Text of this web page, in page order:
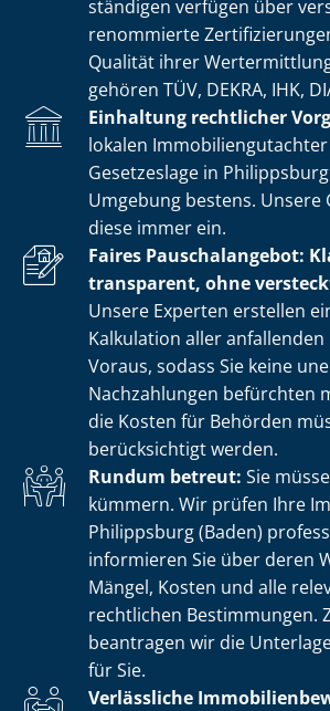
stän­di­gen verfügen über
renommierte
Qualität ihrer
gehören TÜV, DEKRA, IHK,
Einhaltung rechtlicher
lokalen
Gesetzeslage in
Umgebung bestens. Unsere
diese immer ein.
Faires Pauschalangebot:
transparent, ohne
Unsere Experten erstellen
Kalkulation aller anfallenden
Voraus, sodass Sie keine
Nachzahlungen befürchten
die Kosten für Behörden
berücksichtigt werden.
Rundum betreut: Sie
kümmern. Wir prüfen Ihre
Philippsburg (Baden)
informieren Sie über deren
Mängel, Kosten und alle
rechtlichen Bestimmungen.
beantragen wir die
für Sie.
Verlässliche